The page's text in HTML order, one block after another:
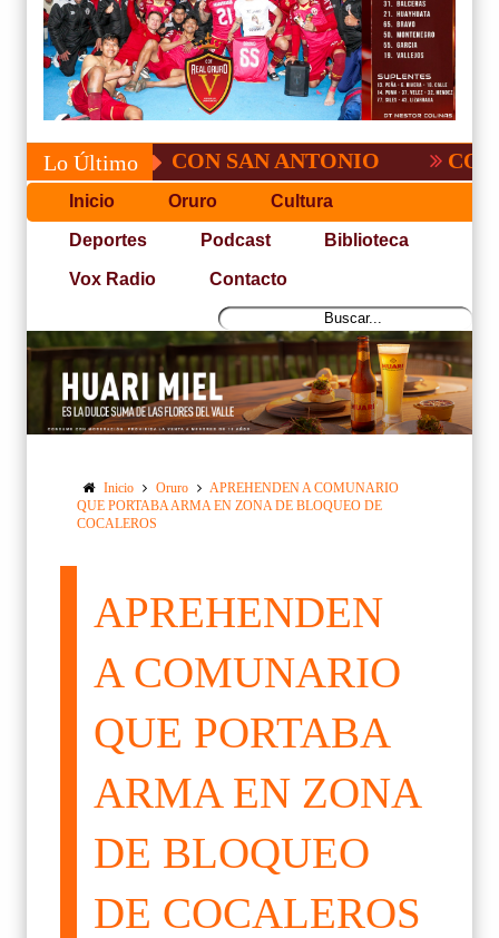
Lo Último
PUDO CON SAN ANTONIO COPA
Inicio Oruro Cultura
Deportes Podcast Biblioteca
Vox Radio Contacto
Inicio Oruro
APREHENDEN A COMUNARIO
QUE PORTABA ARMA EN ZONA DE BLOQUEO DE
COCALEROS
APREHENDEN
A COMUNARIO
QUE PORTABA
ARMA EN ZONA
DE BLOQUEO
DE COCALEROS